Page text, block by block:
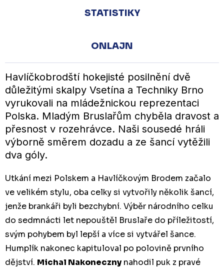
STATISTIKY
ONLAJN
Havlíčkobrodští hokejisté posilnění dvě
důležitými skalpy Vsetína a Techniky Brno
vyrukovali na mládežnickou reprezentaci
Polska. Mladým Bruslařům chyběla dravost a
přesnost v rozehrávce. Naši sousedé hráli
výborně směrem dozadu a ze šancí vytěžili
dva góly.
Utkání mezi Polskem a Havlíčkovým Brodem začalo
ve velikém stylu, oba celky si vytvořily několik šancí,
jenže brankáři byli bezchybní. Výběr národního celku
do sedmnácti let nepouštěl Bruslaře do příležitostí,
svým pohybem byl lepší a více si vytvářel šance.
Humplík nakonec kapituloval po polovině prvního
dějství. Michal Nakonecznynahodil puk z pravé